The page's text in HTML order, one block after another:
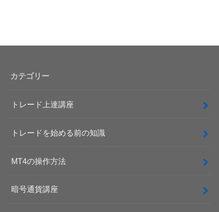
カテゴリー
トレード上達講座
トレードを始める前の知識
MT4の操作方法
暗号通貨講座